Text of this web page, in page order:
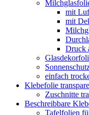
mit
mit
Druck
einfach
Klebefolie
Zuschnitte
Beschreibbare
Tafelfolien